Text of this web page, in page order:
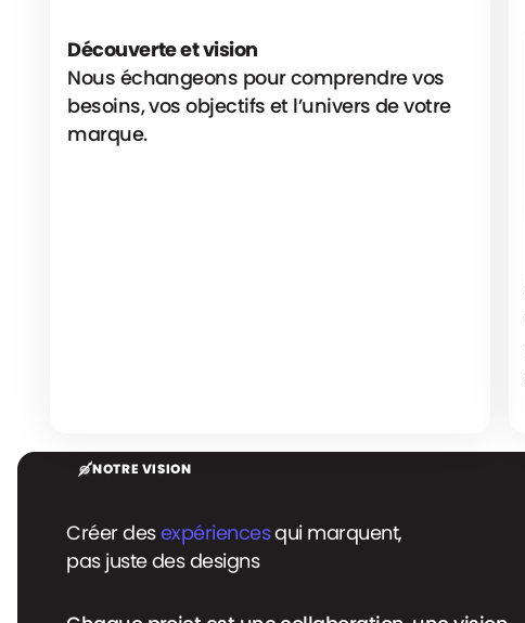
Découverte et vision
Nous échangeons pour comprendre vos
besoins, vos objectifs et l’univers de votre
marque.
NOTRE VISION
Créer desexpériencesqui marquent,
pas juste des designs